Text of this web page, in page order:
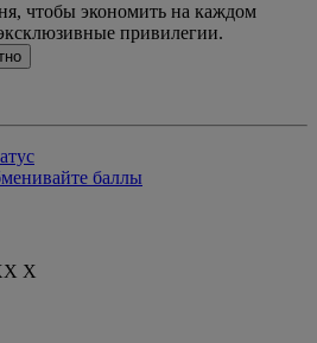
чтобы экономить на каждом
привилегии.
баллы
X